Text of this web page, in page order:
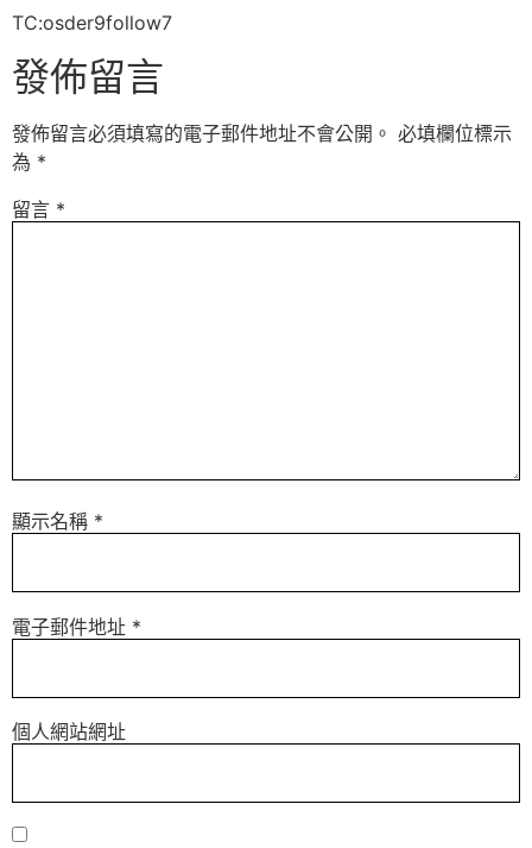
TC:osder9follow7
發佈留言
發佈留言必須填寫的電子郵件地址不會公開。 必填欄位標示
為 *
留言 *
顯示名稱 *
電子郵件地址 *
個人網站網址